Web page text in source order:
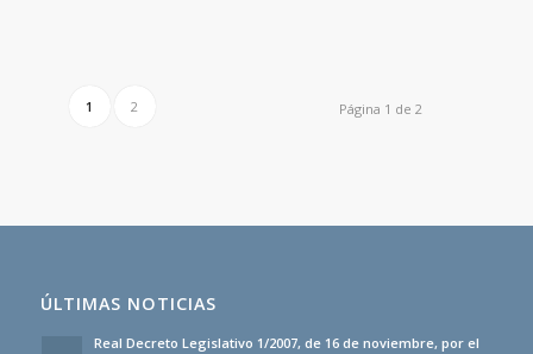
Página 1 de 2
1 2
ÚLTIMAS NOTICIAS
Real Decreto Legislativo 1/2007, de 16 de noviembre, por el